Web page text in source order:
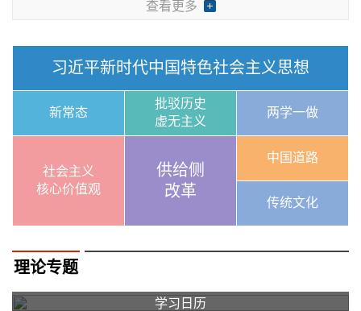
查看更多
习近平新时代中国特色社会主义思想
新常态
批驳历史
虚无主义
两学一做
社会主义
核心价值观
供给侧
改革
中国道路
传统文化
理论专题
学习日历